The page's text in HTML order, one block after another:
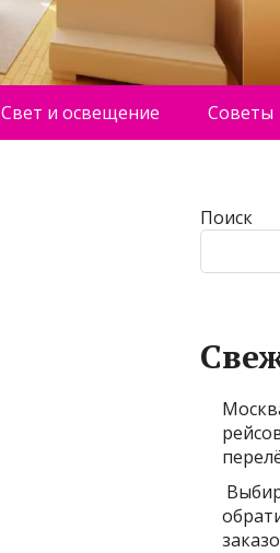
Свет и освещение Советы
Поиск